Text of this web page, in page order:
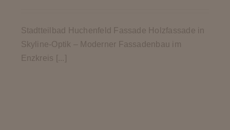
Stadtteilbad Huchenfeld Fassade Holzfassade in
Skyline-Optik – Moderner Fassadenbau im
Enzkreis [...]